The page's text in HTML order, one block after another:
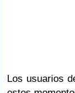
Los usuarios